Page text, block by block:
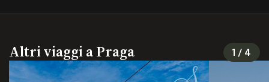
Altri viaggi a Praga 1 / 4